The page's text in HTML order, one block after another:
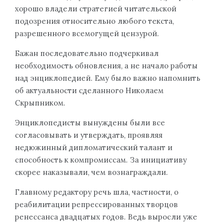
хорошо владели стратегией читательской
подозрения относительно любого текста,
разрешенного всемогущей цензурой.
Бажан последовательно подчеркивал
необходимость обновления, а не начало работы
над энциклопедией. Ему было важно напомнить
об актуальности сделанного Николаем
Скрыпником.
Энциклопедисты вынуждены были все
согласовывать и утверждать, проявляя
недюжинный дипломатический талант и
способность к компромиссам. За инициативу
скорее наказывали, чем вознаграждали.
Главному редактору речь шла, частности, о
реабилитации репрессированных творцов
ренессанса двадцатых годов. Ведь выросли уже